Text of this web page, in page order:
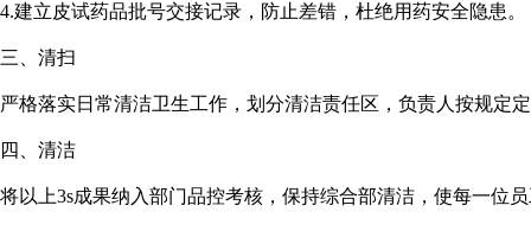
4.建立皮试药品批号交接记录，防止差错，杜绝用药安全隐患。
三、清扫
严格落实日常清洁卫生工作，划分清洁责任区，负责人按规定
四、清洁
将以上3s成果纳入部门品控考核，保持综合部清洁，使每一位